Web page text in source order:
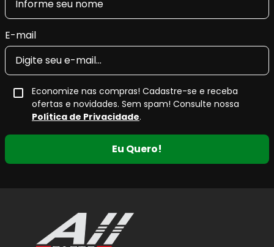
E-mail
Economize nas compras! Cadastre-se e receba
ofertas e novidades. Sem spam! Consulte nossa
Política de Privacidade.
Eu Quero!